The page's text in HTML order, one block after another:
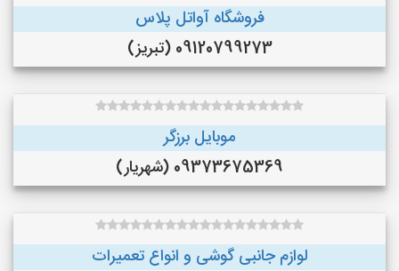
فروشگاه آواتل پلاس
09120799273 (تبریز)
موبایل برزگر
09373675369 (شهریار)
لوازم جانبی گوشی و انواع تعمیرات